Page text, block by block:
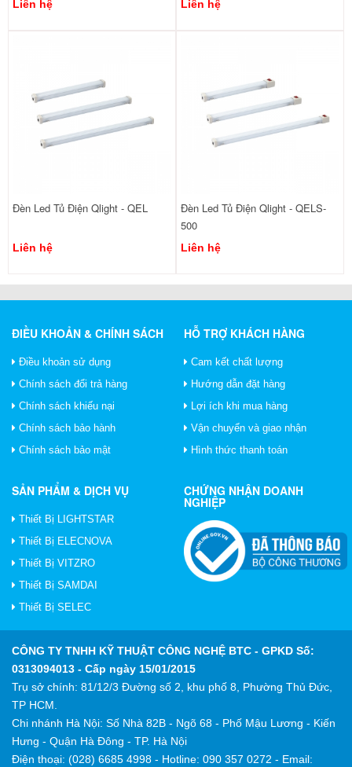
Liên hệ Liên hệ
Đèn Led Tủ Điện Qlight - QEL
Liên hệ
Đèn Led Tủ Điện Qlight - QELS-
500
Liên hệ
ĐIỀU KHOẢN & CHÍNH SÁCH
Điều khoản sử dụng
Chính sách đổi trả hàng
Chính sách khiếu nại
Chính sách bảo hành
Chính sách bảo mật
HỖ TRỢ KHÁCH HÀNG
Cam kết chất lượng
Hướng dẫn đặt hàng
Lợi ích khi mua hàng
Vận chuyển và giao nhận
Hình thức thanh toán
SẢN PHẨM & DỊCH VỤ
Thiết Bị LIGHTSTAR
Thiết Bị ELECNOVA
Thiết Bị VITZRO
Thiết Bị SAMDAI
Thiết Bị SELEC
CHỨNG NHẬN DOANH
NGHIỆP
CÔNG TY TNHH KỸ THUẬT CÔNG NGHỆ BTC - GPKD Số:
0313094013 - Cấp ngày 15/01/2015
Trụ sở chính: 81/12/3 Đường số 2, khu phố 8, Phường Thủ Đức,
TP HCM.
Chi nhánh Hà Nội: Số Nhà 82B - Ngõ 68 - Phố Mậu Lương - Kiến
Hưng - Quận Hà Đông - TP. Hà Nội
Điện thoại: (028) 6685 4998 - Hotline: 090 357 0272 - Email: